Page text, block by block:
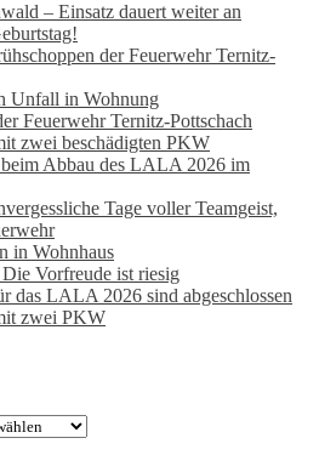
– Einsatz dauert weiter an
der Feuerwehr Ternitz-
Unfall in Wohnung
Feuerwehr Ternitz-Pottschach
zwei beschädigten PKW
Abbau des LALA 2026 im
Tage voller Teamgeist,
in Wohnhaus
Vorfreude ist riesig
das LALA 2026 sind abgeschlossen
zwei PKW